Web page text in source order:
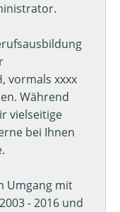
vormals xxxx
Während
vielseitige
bei Ihnen
Umgang mit
- 2016 und